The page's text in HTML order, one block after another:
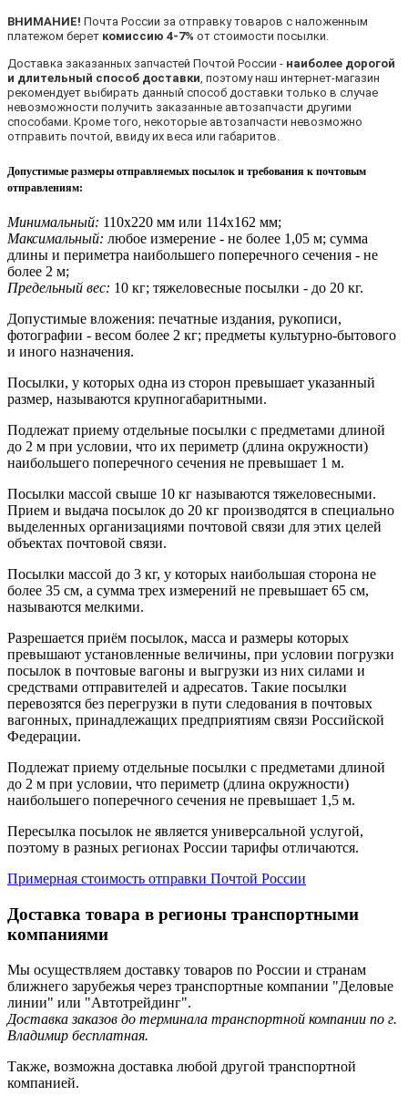
ВНИМАНИЕ! Почта России за отправку товаров с наложенным
платежом берет комиссию 4-7% от стоимости посылки.
Доставка заказанных запчастей Почтой России - наиболее дорогой
и длительный способ доставки , поэтому наш интернет-магазин
рекомендует выбирать данный способ доставки только в случае
невозможности получить заказанные автозапчасти другими
способами. Кроме того, некоторые автозапчасти невозможно
отправить почтой, ввиду их веса или габаритов.
Допустимые размеры отправляемых посылок и требования к почтовым
отправлениям:
Минимальный: 110х220 мм или 114х162 мм;
Максимальный: любое измерение - не более 1,05 м; сумма
длины и периметра наибольшего поперечного сечения - не
более 2 м;
Предельный вес: 10 кг; тяжеловесные посылки - до 20 кг.
Допустимые вложения: печатные издания, рукописи,
фотографии - весом более 2 кг; предметы культурно-бытового
и иного назначения.
Посылки, у которых одна из сторон превышает указанный
размер, называются крупногабаритными.
Подлежат приему отдельные посылки с предметами длиной
до 2 м при условии, что их периметр (длина окружности)
наибольшего поперечного сечения не превышает 1 м.
Посылки массой свыше 10 кг называются тяжеловесными.
Прием и выдача посылок до 20 кг производятся в специально
выделенных организациями почтовой связи для этих целей
объектах почтовой связи.
Посылки массой до 3 кг, у которых наибольшая сторона не
более 35 см, а сумма трех измерений не превышает 65 см,
называются мелкими.
Разрешается приём посылок, масса и размеры которых
превышают установленные величины, при условии погрузки
посылок в почтовые вагоны и выгрузки из них силами и
средствами отправителей и адресатов. Такие посылки
перевозятся без перегрузки в пути следования в почтовых
вагонных, принадлежащих предприятиям связи Российской
Федерации.
Подлежат приему отдельные посылки с предметами длиной
до 2 м при условии, что периметр (длина окружности)
наибольшего поперечного сечения не превышает 1,5 м.
Пересылка посылок не является универсальной услугой,
поэтому в разных регионах России тарифы отличаются.
Примерная стоимость отправки Почтой России
Доставка товара в регионы транспортными
компаниями
Мы осуществляем доставку товаров по России и странам
ближнего зарубежья через транспортные компании "Деловые
линии" или "Автотрейдинг".
Доставка заказов до терминала транспортной компании по г.
Владимир бесплатная.
Также, возможна доставка любой другой транспортной
компанией.